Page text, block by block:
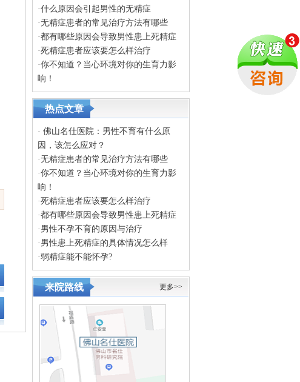
·什么原因会引起男性的无精症
·无精症患者的常见治疗方法有哪些
·都有哪些原因会导致男性患上死精症
·死精症患者应该要怎么样治疗
·你不知道？当心环境对你的生育力影
响！
热点文章
· 佛山名仕医院：男性不育有什么原
因，该怎么应对？
·无精症患者的常见治疗方法有哪些
·你不知道？当心环境对你的生育力影
响！
·死精症患者应该要怎么样治疗
·都有哪些原因会导致男性患上死精症
· 男性不孕不育的原因与治疗
· 男性患上死精症的具体情况怎么样
·弱精症能不能怀孕?
来院路线 更多>>